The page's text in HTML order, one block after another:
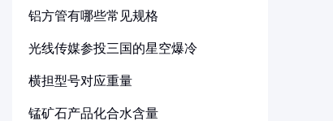
铝方管有哪些常见规格
光线传媒参投三国的星空爆冷
横担型号对应重量
锰矿石产品化合水含量